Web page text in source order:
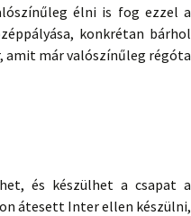
élni is fog ezzel a
konkrétan bárhol
amit már valószínűleg régóta
és készülhet a csapat a
átesett Inter ellen készülni,